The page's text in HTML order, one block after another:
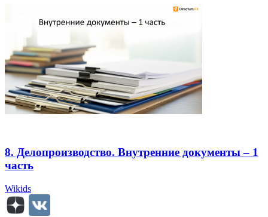
8. Делопроизводство. Внутренние документы – 1
часть
Wikids